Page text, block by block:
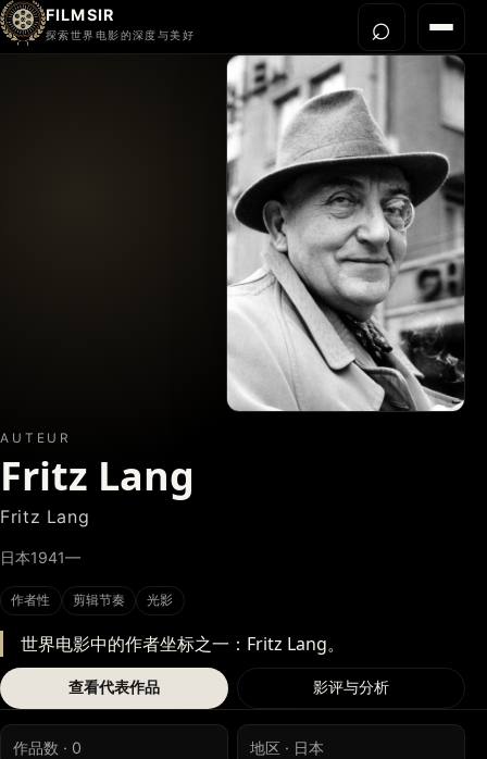
FILMSIR
探索世界电影的深度与美好 菜单
⌕打开
AUTEUR
Fritz Lang
Fritz Lang
日本1941—
作者性 剪辑节奏 光影
世界电影中的作者坐标之一：Fritz Lang。
查看代表作品 影评与分析
作品数 · 0 地区 · 日本